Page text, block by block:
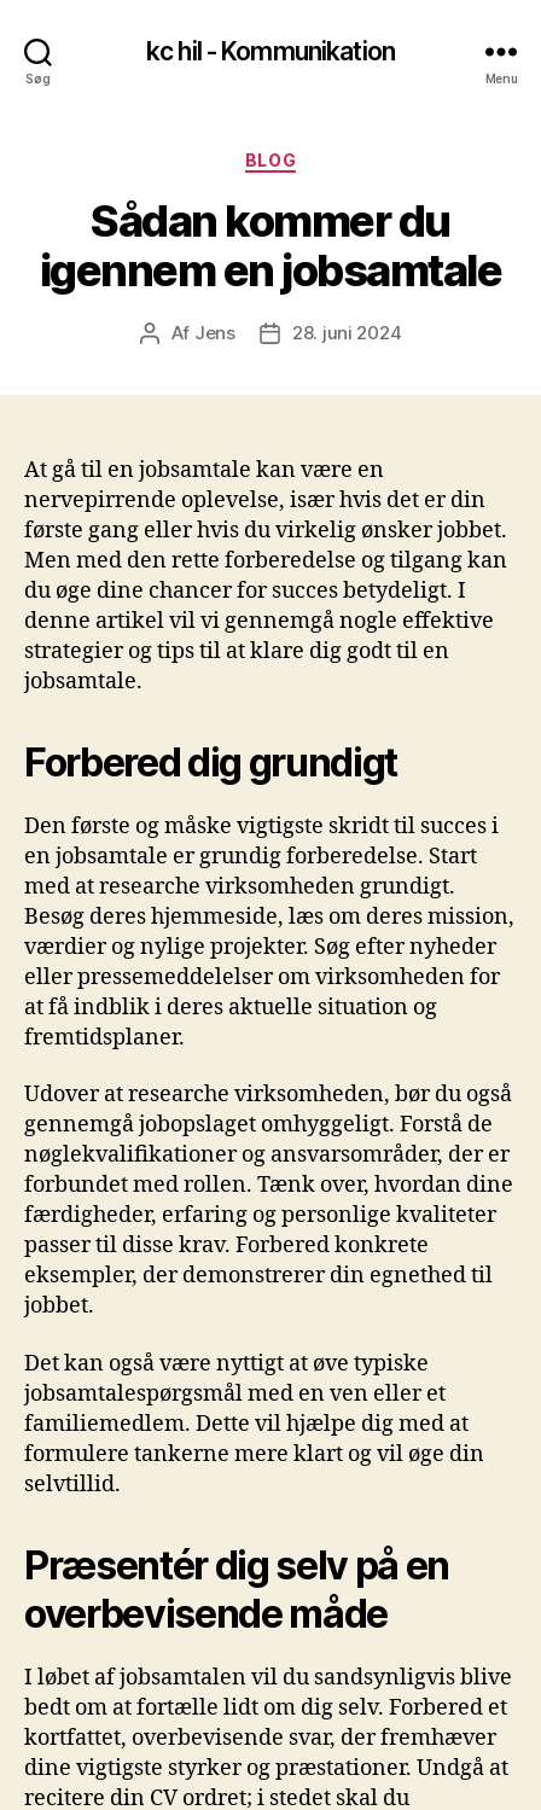
Søg
kc hil - Kommunikation
Menu
Kategorier
BLOG
Sådan kommer du
igennem en jobsamtale
Indlægsforfatter
Af Jens Indlægsdato
28. juni 2024
At gå til en jobsamtale kan være en
nervepirrende oplevelse, især hvis det er din
første gang eller hvis du virkelig ønsker jobbet.
Men med den rette forberedelse og tilgang kan
du øge dine chancer for succes betydeligt. I
denne artikel vil vi gennemgå nogle effektive
strategier og tips til at klare dig godt til en
jobsamtale.
Forbered dig grundigt
Den første og måske vigtigste skridt til succes i
en jobsamtale er grundig forberedelse. Start
med at researche virksomheden grundigt.
Besøg deres hjemmeside, læs om deres mission,
værdier og nylige projekter. Søg efter nyheder
eller pressemeddelelser om virksomheden for
at få indblik i deres aktuelle situation og
fremtidsplaner.
Udover at researche virksomheden, bør du også
gennemgå jobopslaget omhyggeligt. Forstå de
nøglekvalifikationer og ansvarsområder, der er
forbundet med rollen. Tænk over, hvordan dine
færdigheder, erfaring og personlige kvaliteter
passer til disse krav. Forbered konkrete
eksempler, der demonstrerer din egnethed til
jobbet.
Det kan også være nyttigt at øve typiske
jobsamtalespørgsmål med en ven eller et
familiemedlem. Dette vil hjælpe dig med at
formulere tankerne mere klart og vil øge din
selvtillid.
Præsentér dig selv på en
overbevisende måde
I løbet af jobsamtalen vil du sandsynligvis blive
bedt om at fortælle lidt om dig selv. Forbered et
kortfattet, overbevisende svar, der fremhæver
dine vigtigste styrker og præstationer. Undgå at
recitere din CV ordret; i stedet skal du